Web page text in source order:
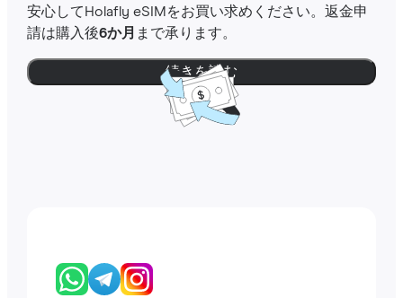
安心してHolafly eSIMをお買い求めください。返金申
請は購入後6か月 まで承ります。
続きを読む